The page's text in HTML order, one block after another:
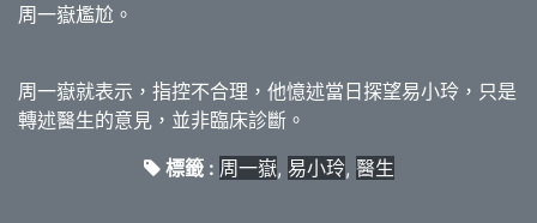
周一嶽尷尬。
周一嶽就表示，指控不合理，他憶述當日探望易小玲，只是
轉述醫生的意見，並非臨床診斷。
標籤 : 周一嶽, 易小玲, 醫生